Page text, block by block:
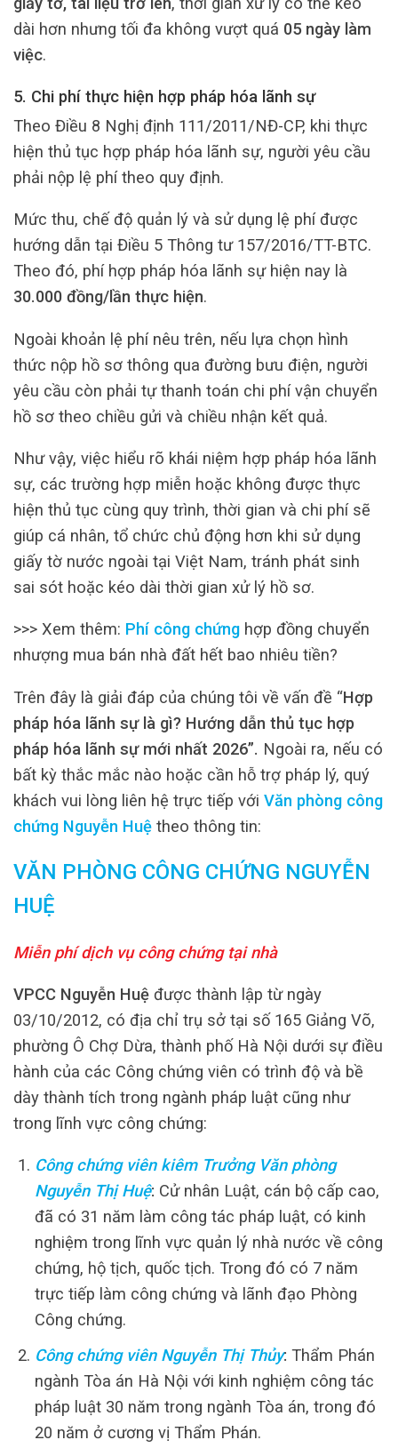
dài hơn nhưng tối đa không vượt quá 05 ngày làm
việc.
5. Chi phí thực hiện hợp pháp hóa lãnh sự
Theo Điều 8 Nghị định 111/2011/NĐ-CP, khi thực
hiện thủ tục hợp pháp hóa lãnh sự, người yêu cầu
phải nộp lệ phí theo quy định.
Mức thu, chế độ quản lý và sử dụng lệ phí được
hướng dẫn tại Điều 5 Thông tư 157/2016/TT-BTC.
Theo đó, phí hợp pháp hóa lãnh sự hiện nay là
30.000 đồng/lần thực hiện.
Ngoài khoản lệ phí nêu trên, nếu lựa chọn hình
thức nộp hồ sơ thông qua đường bưu điện, người
yêu cầu còn phải tự thanh toán chi phí vận chuyển
hồ sơ theo chiều gửi và chiều nhận kết quả.
Như vậy, việc hiểu rõ khái niệm hợp pháp hóa lãnh
sự, các trường hợp miễn hoặc không được thực
hiện thủ tục cùng quy trình, thời gian và chi phí sẽ
giúp cá nhân, tổ chức chủ động hơn khi sử dụng
giấy tờ nước ngoài tại Việt Nam, tránh phát sinh
sai sót hoặc kéo dài thời gian xử lý hồ sơ.
>>> Xem thêm: Phí công chứng hợp đồng chuyển
nhượng mua bán nhà đất hết bao nhiêu tiền?
Trên đây là giải đáp của chúng tôi về vấn đề “Hợp
pháp hóa lãnh sự là gì? Hướng dẫn thủ tục hợp
pháp hóa lãnh sự mới nhất 2026”. Ngoài ra, nếu có
bất kỳ thắc mắc nào hoặc cần hỗ trợ pháp lý, quý
khách vui lòng liên hệ trực tiếp với Văn phòng công
chứng Nguyễn Huệ theo thông tin:
VĂN PHÒNG CÔNG CHỨNG NGUYỄN
HUỆ
Miễn phí dịch vụ công chứng tại nhà
VPCC Nguyễn Huệ được thành lập từ ngày
03/10/2012, có địa chỉ trụ sở tại số 165 Giảng Võ,
phường Ô Chợ Dừa, thành phố Hà Nội dưới sự điều
hành của các Công chứng viên có trình độ và bề
dày thành tích trong ngành pháp luật cũng như
trong lĩnh vực công chứng:
Công chứng viên kiêm Trưởng Văn phòng
Nguyễn Thị Huệ: Cử nhân Luật, cán bộ cấp cao,
đã có 31 năm làm công tác pháp luật, có kinh
nghiệm trong lĩnh vực quản lý nhà nước về công
chứng, hộ tịch, quốc tịch. Trong đó có 7 năm
trực tiếp làm công chứng và lãnh đạo Phòng
Công chứng.
Công chứng viên Nguyễn Thị Thủy: Thẩm Phán
ngành Tòa án Hà Nội với kinh nghiệm công tác
pháp luật 30 năm trong ngành Tòa án, trong đó
20 năm ở cương vị Thẩm Phán.